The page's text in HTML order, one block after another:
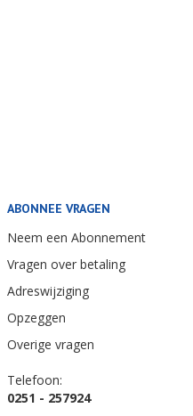
ABONNEE VRAGEN
Neem een Abonnement
Vragen over betaling
Adreswijziging
Opzeggen
Overige vragen
Telefoon:
0251 - 257924